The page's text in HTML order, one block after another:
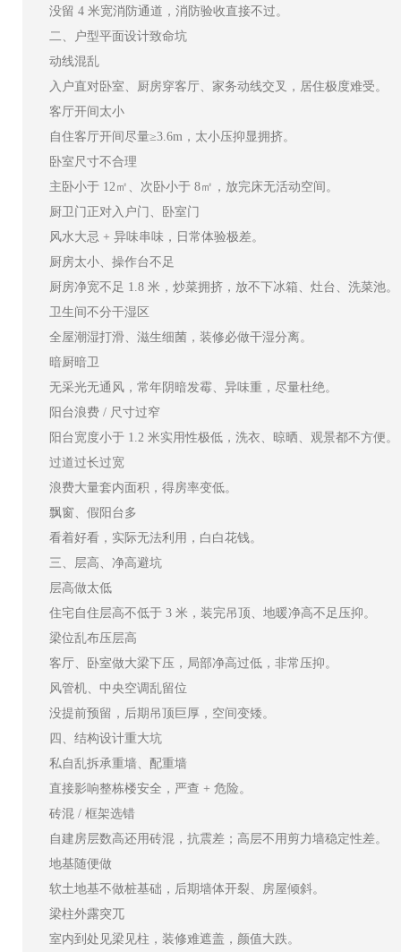
没留 4 米宽消防通道，消防验收直接不过。
二、户型平面设计致命坑
动线混乱
入户直对卧室、厨房穿客厅、家务动线交叉，居住极度难受。
客厅开间太小
自住客厅开间尽量≥3.6m，太小压抑显拥挤。
卧室尺寸不合理
主卧小于 12㎡、次卧小于 8㎡，放完床无活动空间。
厨卫门正对入户门、卧室门
风水大忌 + 异味串味，日常体验极差。
厨房太小、操作台不足
厨房净宽不足 1.8 米，炒菜拥挤，放不下冰箱、灶台、洗菜池。
卫生间不分干湿区
全屋潮湿打滑、滋生细菌，装修必做干湿分离。
暗厨暗卫
无采光无通风，常年阴暗发霉、异味重，尽量杜绝。
阳台浪费 / 尺寸过窄
阳台宽度小于 1.2 米实用性极低，洗衣、晾晒、观景都不方便。
过道过长过宽
浪费大量套内面积，得房率变低。
飘窗、假阳台多
看着好看，实际无法利用，白白花钱。
三、层高、净高避坑
层高做太低
住宅自住层高不低于 3 米，装完吊顶、地暖净高不足压抑。
梁位乱布压层高
客厅、卧室做大梁下压，局部净高过低，非常压抑。
风管机、中央空调乱留位
没提前预留，后期吊顶巨厚，空间变矮。
四、结构设计重大坑
私自乱拆承重墙、配重墙
直接影响整栋楼安全，严查 + 危险。
砖混 / 框架选错
自建房层数高还用砖混，抗震差；高层不用剪力墙稳定性差。
地基随便做
软土地基不做桩基础，后期墙体开裂、房屋倾斜。
梁柱外露突兀
室内到处见梁见柱，装修难遮盖，颜值大跌。